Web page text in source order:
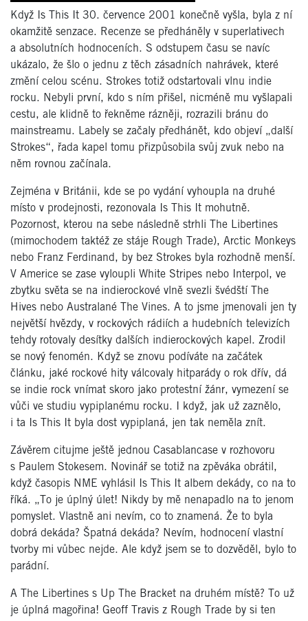
Když Is This It 30. července 2001 konečně vyšla, byla z ní
okamžitě senzace. Recenze se předháněly v superlativech
a absolutních hodnoceních. S odstupem času se navíc
ukázalo, že šlo o jednu z těch zásadních nahrávek, které
změní celou scénu. Strokes totiž odstartovali vlnu indie
rocku. Nebyli první, kdo s ním přišel, nicméně mu vyšlapali
cestu, ale klidně to řekněme rázněji, rozrazili bránu do
mainstreamu. Labely se začaly předhánět, kdo objeví „další
Strokes“, řada kapel tomu přizpůsobila svůj zvuk nebo na
něm rovnou začínala.
Zejména v Británii, kde se po vydání vyhoupla na druhé
místo v prodejnosti, rezonovala Is This It mohutně.
Pozornost, kterou na sebe následně strhli The Libertines
(mimochodem taktéž ze stáje Rough Trade), Arctic Monkeys
nebo Franz Ferdinand, by bez Strokes byla rozhodně menší.
V Americe se zase vyloupli White Stripes nebo Interpol, ve
zbytku světa se na indierockové vlně svezli švédští The
Hives nebo Australané The Vines. A to jsme jmenovali jen ty
největší hvězdy, v rockových rádiích a hudebních televizích
tehdy rotovaly desítky dalších indierockových kapel. Zrodil
se nový fenomén. Když se znovu podíváte na začátek
článku, jaké rockové hity válcovaly hitparády o rok dřív, dá
se indie rock vnímat skoro jako protestní žánr, vymezení se
vůči ve studiu vypiplanému rocku. I když, jak už zaznělo,
i ta Is This It byla dost vypiplaná, jen tak neměla znít.
Závěrem citujme ještě jednou Casablancase v rozhovoru
s Paulem Stokesem. Novinář se totiž na zpěváka obrátil,
když časopis NME vyhlásil Is This It albem dekády, co na to
říká. „To je úplný úlet! Nikdy by mě nenapadlo na to jenom
pomyslet. Vlastně ani nevím, co to znamená. Že to byla
dobrá dekáda? Špatná dekáda? Nevím, hodnocení vlastní
tvorby mi vůbec nejde. Ale když jsem se to dozvěděl, bylo to
parádní.
A The Libertines s Up The Bracket na druhém místě? To už
je úplná magořina! Geoff Travis z Rough Trade by si ten